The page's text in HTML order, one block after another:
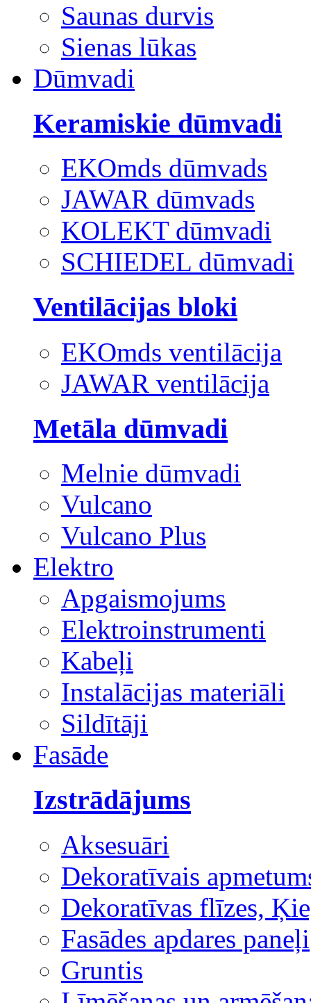
Saunas durvis
Sienas lūkas
Dūmvadi
Keramiskie dūmvadi
EKOmds dūmvads
JAWAR dūmvads
KOLEKT dūmvadi
SCHIEDEL dūmvadi
Ventilācijas bloki
EKOmds ventilācija
JAWAR ventilācija
Metāla dūmvadi
Melnie dūmvadi
Vulcano
Vulcano Plus
Elektro
Apgaismojums
Elektroinstrumenti
Kabeļi
Instalācijas materiāli
Sildītāji
Fasāde
Izstrādājums
Aksesuāri
Dekoratīvais
Dekoratīvas flīzes,
Fasādes apdares paneļi
Gruntis